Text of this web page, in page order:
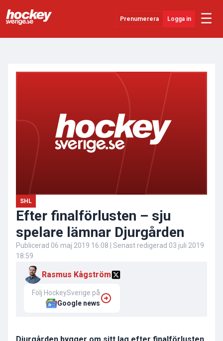
Prenumerera Logga in ☰
SHL
Efter finalförlusten – sju
spelare lämnar Djurgården
Publicerad 06 maj 2019 16:08 | Senast redigerad 03 juli 2019
18:59
Rasmus Kågström
Följ HockeySverige på
Google news